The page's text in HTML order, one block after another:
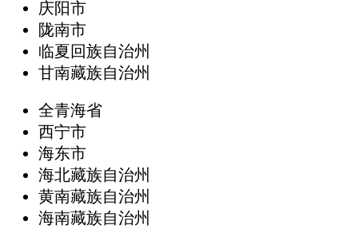
庆阳市
陇南市
临夏回族自治州
甘南藏族自治州
全青海省
西宁市
海东市
海北藏族自治州
黄南藏族自治州
海南藏族自治州